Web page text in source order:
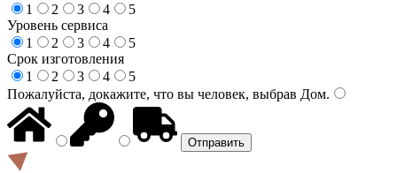
1
2 3 4
5
Уровень сервиса
1
2 3 4
5
Срок изготовления
1
2 3 4
5
Пожалуйста, докажите, что вы человек, выбрав Дом.